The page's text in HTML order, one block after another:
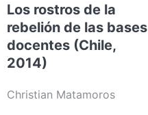
Los rostros de la
rebelión de las bases
docentes (Chile,
2014)
Christian Matamoros